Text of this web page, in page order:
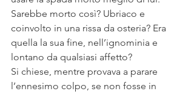
Sarebbe morto così? Ubriaco e
coinvolto in una rissa da osteria? Era
quella la sua fine, nell’ignominia e
lontano da qualsiasi affetto?
Si chiese, mentre provava a parare
l’ennesimo colpo, se non fosse in